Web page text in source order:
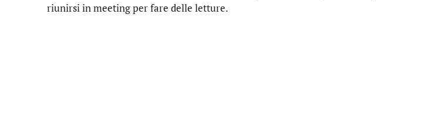
riunirsi in meeting per fare delle letture.